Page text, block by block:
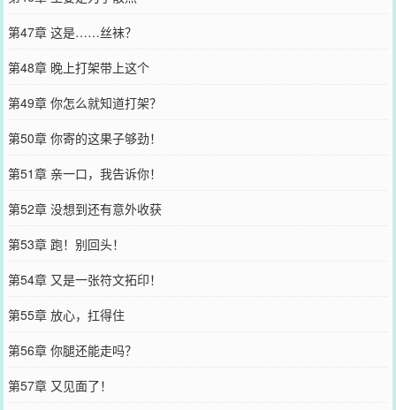
第47章 这是……丝袜？
第48章 晚上打架带上这个
第49章 你怎么就知道打架？
第50章 你寄的这果子够劲！
第51章 亲一口，我告诉你！
第52章 没想到还有意外收获
第53章 跑！别回头！
第54章 又是一张符文拓印！
第55章 放心，扛得住
第56章 你腿还能走吗？
第57章 又见面了！